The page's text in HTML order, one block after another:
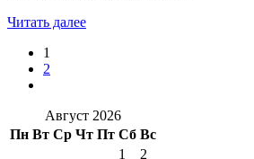
Читать далее
1
2
Август 2026
Пн Вт Ср Чт Пт Сб Вс
1
2